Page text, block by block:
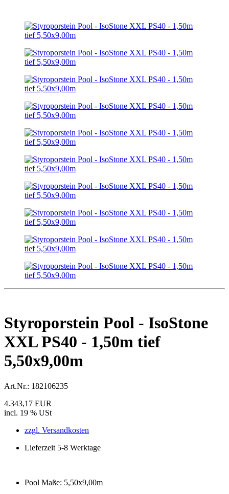
Styroporstein Pool - IsoStone
XXL PS40 - 1,50m tief
5,50x9,00m
Art.Nr.: 182106235
4.343,17 EUR
incl. 19 % USt
zzgl. Versandkosten
Lieferzeit 5-8 Werktage
Pool Maße: 5,50x9,00m